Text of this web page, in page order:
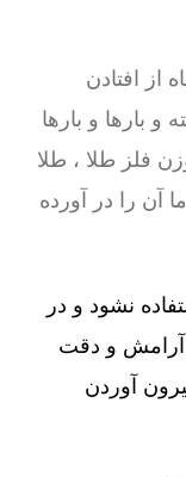
از افتادن
و بارها و بارها
فلز طلا ، طلا
آن را در آورده
نشود و در
آرامش و دقت
آوردن